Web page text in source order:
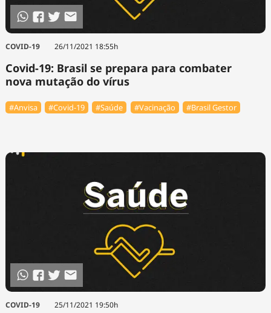
COVID-19 26/11/2021 18:55h
Covid-19: Brasil se prepara para combater
nova mutação do vírus
#Anvisa #Covid-19 #Saúde #Vacinação #Brasil Gestor
COVID-19 25/11/2021 19:50h